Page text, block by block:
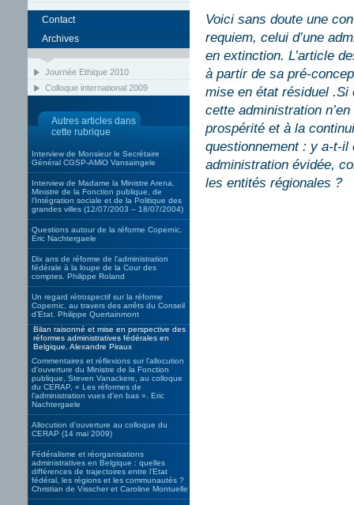
Contact
Archives
Journée Ethique 2010
Colloque international 2009
Autres articles dans
cette rubrique
Interview de Monsieur le Secrétaire
Général CGSP-AMiO Vansaingele
Interview de Madame la Ministre Arena,
Ministre de la Fonction publique, de
l’Intégration sociale et de la Politique des
grandes villes (12/07/2003 – 18/07/2004)
Questions autour de la réforme Copernic.
Eric Nachtergaele
Dix ans de réforme de l’administration
fédérale à la loupe de la Cour des
comptes. Philippe Roland
Un regard rétrospectif sur la réforme
Copernic, au travers des arrêts du Conseil
d’Etat. Philippe Quertainmont
Bilan raisonné et mise en perspective des
réformes administratives fédérales en
Belgique. Alexandre Piraux
Commentaires et réflexions sur l’allocution
d’ouverture du Ministre de la Fonction
publique, Steven Vanackere, au colloque
du CERAP, « Les réformes de
l’administration vues d’en bas ». Eric
Nachtergaele
Allocution d’ouverture au colloque du
CERAP (14 mai 2009)
Fédéralisme et réorganisations
administratives en Belgique : quelles
différences de trajectoires entre l’Etat
fédéral, les régions et les communautés ?
Christian de Visscher et Caroline Montuelle
Voici sans doute une
requiem, celui d’une
en extinction. L’article
à partir de sa pré-
mise en état résiduel .Si
cette administration
prospérité et à la
questionnement : y a-t-
administration évidée,
les entités régionales ?